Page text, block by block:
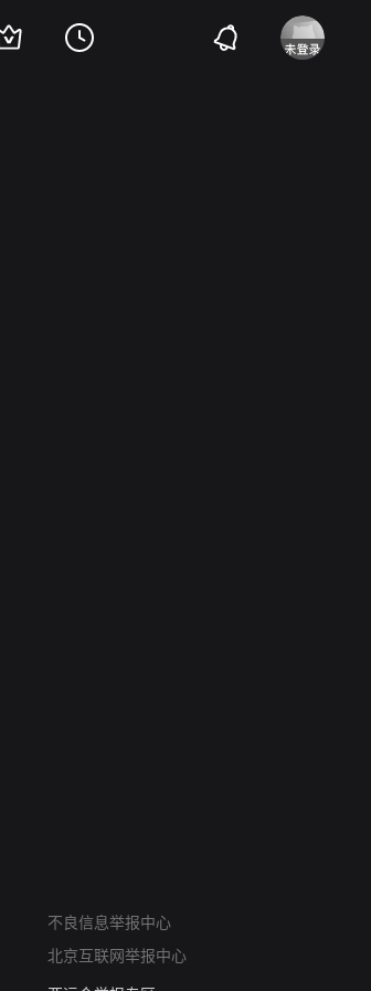
不良信息举报中心
北京互联网举报中心
12318 文化市场举报
算法推荐专项举报